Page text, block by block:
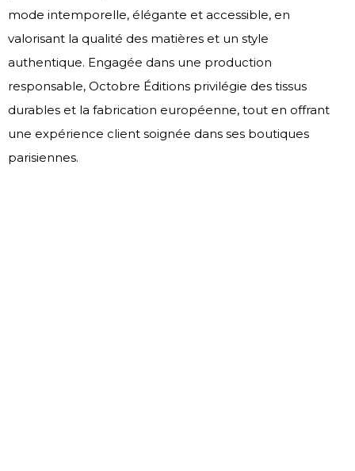
mode intemporelle, élégante et accessible, en
valorisant la qualité des matières et un style
authentique. Engagée dans une production
responsable, Octobre Éditions privilégie des tissus
durables et la fabrication européenne, tout en offrant
une expérience client soignée dans ses boutiques
parisiennes.